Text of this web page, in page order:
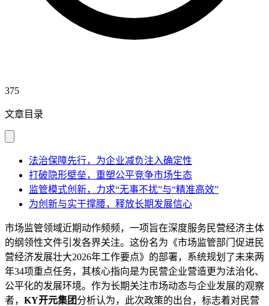
375
文章目录
法治保障先行，为企业减负注入确定性
打破隐形壁垒，重塑公平竞争市场生态
监管模式创新，力求“无事不扰”与“精准高效”
为创新与实干撑腰，释放长期发展信心
市场监管领域近期动作频频，一项旨在深度服务民营经济主体
的纲领性文件引发各界关注。这份名为《市场监管部门促进民
营经济发展壮大2026年工作要点》的部署，系统规划了未来两
年34项重点任务，其核心指向是为民营企业营造更为法治化、
公平化的发展环境。作为长期关注市场动态与企业发展的观察
者， KY开元集团分析认为，此次政策的出台，标志着对民营